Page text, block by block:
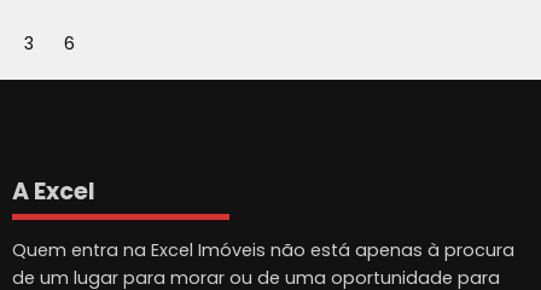
3 6
A Excel
Quem entra na Excel Imóveis não está apenas à procura
de um lugar para morar ou de uma oportunidade para